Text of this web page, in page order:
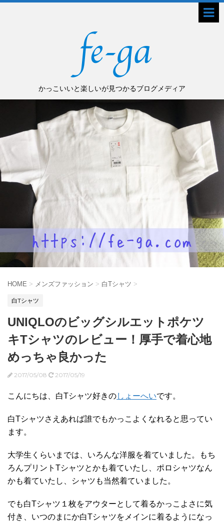
かっこいいと楽しいが見つかるブログメディア
HOME > メンズファッション > 白Tシャツ >
白Tシャツ
UNIQLOのビッグシルエットポケツ
キTシャツのレビュー！厚手で着心地
めっちゃ良かった
2017/05/08 2017/05/19
こんにちは、白Tシャツ好きのしょーへいです。
白Tシャツさえあれば誰でもかっこよくなれると思ってい
ます。
大学生くらいまでは、いろんな洋服を着ていました。もち
ろんプリントTシャツとかも着ていたし、ポロシャツなん
かも着ていたし、シャツも当然着ていました。
でも白Tシャツ１枚をアウターとして着るかっこよさに気
付き、いつのまにか白Tシャツをメインに着るようになっ